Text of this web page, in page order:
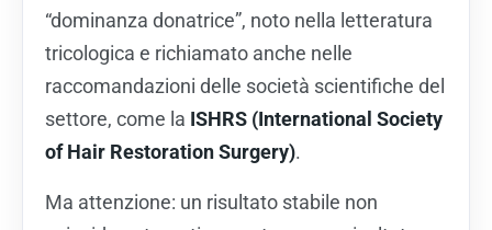
“dominanza donatrice”, noto nella letteratura
tricologica e richiamato anche nelle
raccomandazioni delle società scientifiche del
settore, come la ISHRS (International Society
of Hair Restoration Surgery).
Ma attenzione: un risultato stabile non